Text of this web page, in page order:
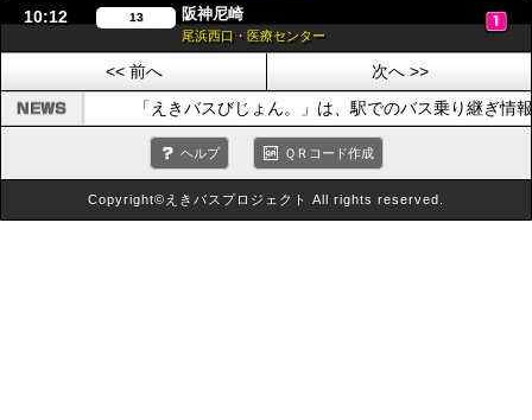
10:12 13 阪神尼崎
尾浜西口・医療センター
<< 前へ
次へ >>
「えきバスびじょん。」は、駅でのバス乗り継ぎ情
ヘルプ ＱＲコード作成
Copyright©えきバスプロジェクト All rights reserved.